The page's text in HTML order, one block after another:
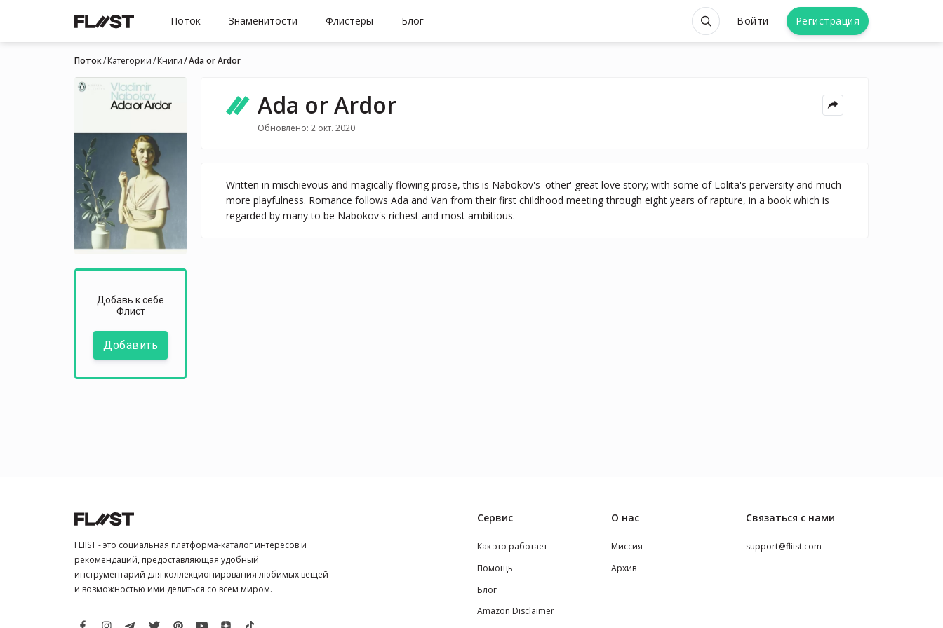
Поток Знаменитости Флистеры Блог Войти Регистрация
Поток Категории Книги Ada or Ardor
Добавь к себе
Флист
Добавить
Ada or Ardor
Обновлено: 2 окт. 2020
Written in mischievous and magically flowing prose, this is Nabokov's 'other' great love story; with some of Lolita's perversity and much
more playfulness. Romance follows Ada and Van from their first childhood meeting through eight years of rapture, in a book which is
regarded by many to be Nabokov's richest and most ambitious.
FLIIST - это социальная платформа-каталог интересов и
рекомендаций, предоставляющая удобный
инструментарий для коллекционирования любимых вещей
и возможностью ими делиться со всем миром.
Сервис
Как это работает
Помощь
Блог
Amazon Disclaimer
О нас
Миссия
Архив
Связаться с нами
support@fliist.com